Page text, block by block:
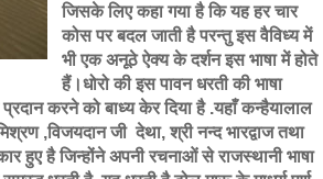
जिसके लिए कहा गया है कि यह हर चार
कोस पर बदल जाती है परन्तु इस वैविध्य में
भी एक अनूठे ऐक्य के दर्शन इस भाषा में होते
हैं।धोरो की इस पावन धरती की भाषा
प्रदान करने को बाध्य केरदिया है .यहाँ कन्हैयालाल
,विजयदान जी देथा, श्री नन्द भारद्वाज तथा
हुए है जिन्होंने अपनी रचनाओं से राजस्थानी भाषा